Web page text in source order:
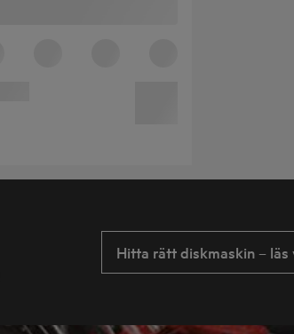
Hitta rätt diskmaskin – läs